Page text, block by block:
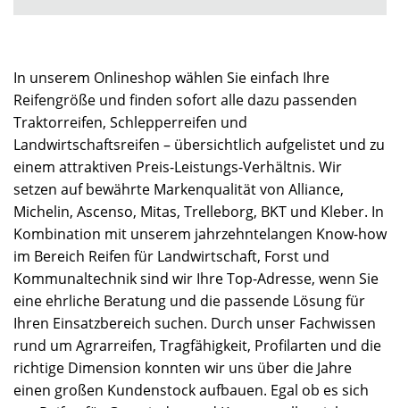
In unserem Onlineshop wählen Sie einfach Ihre
Reifengröße und finden sofort alle dazu passenden
Traktorreifen, Schlepperreifen und
Landwirtschaftsreifen – übersichtlich aufgelistet und zu
einem attraktiven Preis-Leistungs-Verhältnis. Wir
setzen auf bewährte Markenqualität von Alliance,
Michelin, Ascenso, Mitas, Trelleborg, BKT und Kleber. In
Kombination mit unserem jahrzehntelangen Know-how
im Bereich Reifen für Landwirtschaft, Forst und
Kommunaltechnik sind wir Ihre Top-Adresse, wenn Sie
eine ehrliche Beratung und die passende Lösung für
Ihren Einsatzbereich suchen. Durch unser Fachwissen
rund um Agrarreifen, Tragfähigkeit, Profilarten und die
richtige Dimension konnten wir uns über die Jahre
einen großen Kundenstock aufbauen. Egal ob es sich